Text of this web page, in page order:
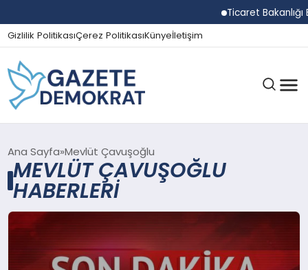
Ticaret Bakanlığı
Gizlilik PolitikasıÇerez PolitikasıKünyeİletişim
GÜNDEM
EKONOMI
Ana Sayfa Mevlüt Çavuşoğlu
MEVLÜT ÇAVUŞOĞLU
HABERLERI